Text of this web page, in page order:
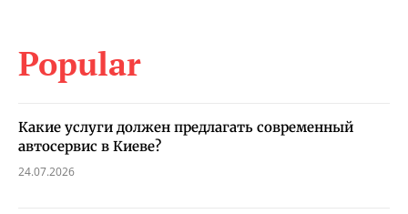
Popular
Какие услуги должен предлагать современный
автосервис в Киеве?
24.07.2026